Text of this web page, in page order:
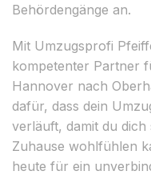
Behördengänge an.
Mit Umzugsprofi
kompetenter Partner
Hannover nach
dafür, dass dein
verläuft, damit du
Zuhause wohlfühlen
heute für ein